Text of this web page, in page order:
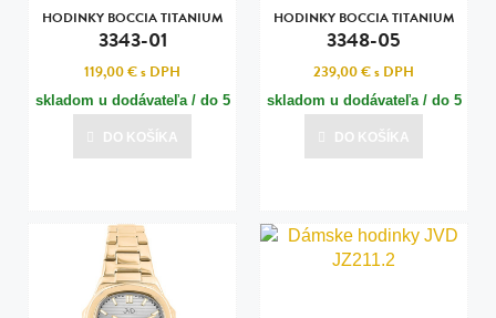
HODINKY BOCCIA TITANIUM
3343-01
119,00 €s DPH
skladom u dodávateľa / do 5
dní
Posledná aktualizácia dnes o 17:00
DO KOŠÍKA
HODINKY BOCCIA TITANIUM
3348-05
239,00 €s DPH
skladom u dodávateľa / do 5
dní
Posledná aktualizácia dnes o 17:00
DO KOŠÍKA